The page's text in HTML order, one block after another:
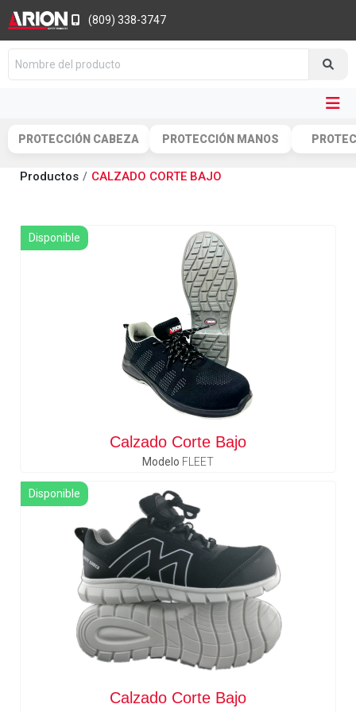
(809) 338-3747
PROTECCIÓN CABEZA PROTECCIÓN MANOS
Productos CALZADO CORTE BAJO
Disponible
Calzado Corte Bajo
Modelo FLEET
Disponible
Calzado Corte Bajo